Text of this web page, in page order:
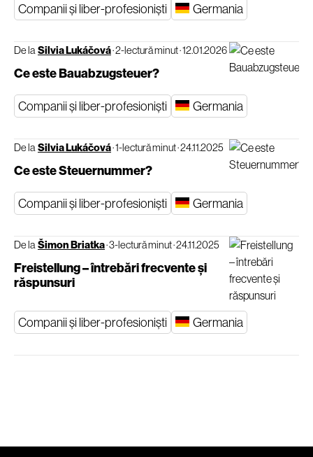
Companii și liber-profesioniști Germania
De laSilvia Lukáčová·2-lectură minut·12.01.2026
Ce este Bauabzugsteuer?
Companii și liber-profesioniști Germania
De laSilvia Lukáčová·1-lectură minut·24.11.2025
Ce este Steuernummer?
Companii și liber-profesioniști Germania
De laŠimon Briatka·3-lectură minut·24.11.2025
Freistellung – întrebări frecvente și
răspunsuri
Companii și liber-profesioniști Germania